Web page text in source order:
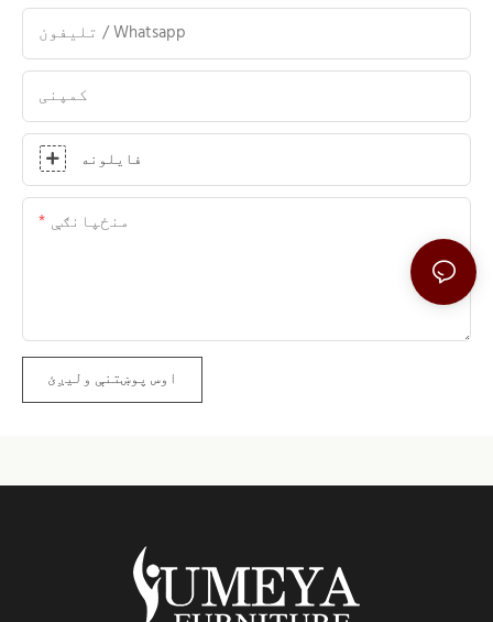
تلیفون / Whatsapp
کمپنی
فایلونه
منځپانګې
اوس پوښتنې ولیږئ